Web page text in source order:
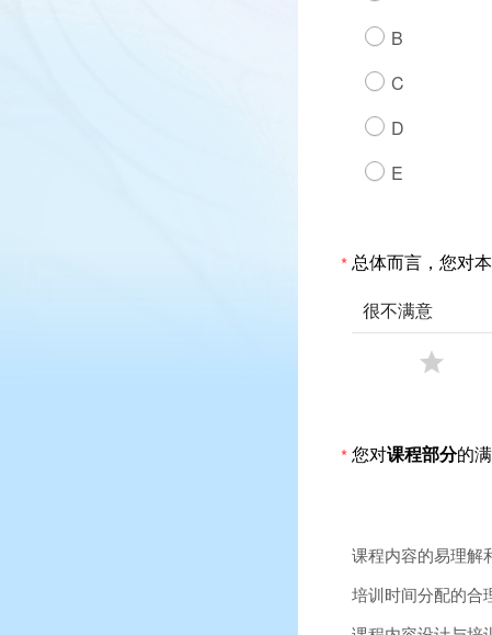
B
C
D
E
*总体而言，您对
很不满意

*您对课程部分的
课程内容的易理解
培训时间分配的合